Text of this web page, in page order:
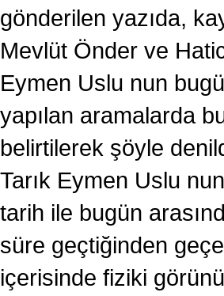
gönderilen yazıda,
Mevlüt Önder ve
Eymen Uslu nun
yapılan aramalarda
belirtilerek şöyle
Tarık Eymen Uslu
tarih ile bugün
süre geçtiğinden
içerisinde fiziki